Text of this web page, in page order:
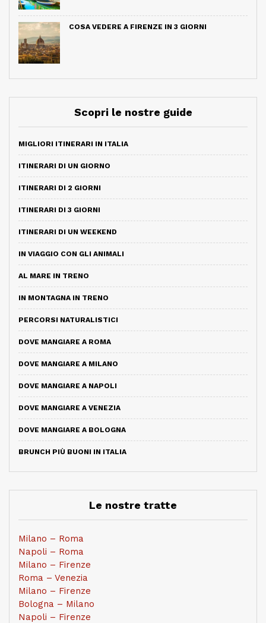
COSA VEDERE A FIRENZE IN 3 GIORNI
Scopri le nostre guide
MIGLIORI ITINERARI IN ITALIA
ITINERARI DI UN GIORNO
ITINERARI DI 2 GIORNI
ITINERARI DI 3 GIORNI
ITINERARI DI UN WEEKEND
IN VIAGGIO CON GLI ANIMALI
AL MARE IN TRENO
IN MONTAGNA IN TRENO
PERCORSI NATURALISTICI
DOVE MANGIARE A ROMA
DOVE MANGIARE A MILANO
DOVE MANGIARE A NAPOLI
DOVE MANGIARE A VENEZIA
DOVE MANGIARE A BOLOGNA
BRUNCH PIÙ BUONI IN ITALIA
Le nostre tratte
Milano – Roma
Napoli – Roma
Milano – Firenze
Roma – Venezia
Milano – Firenze
Bologna – Milano
Napoli – Firenze